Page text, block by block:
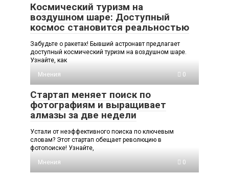
Космический туризм на
воздушном шаре: Доступный
космос становится реальностью
Забудьте о ракетах! Бывший астронавт предлагает
доступный космический туризм на воздушном шаре.
Узнайте, как
Мнения
0
Стартап меняет поиск по
фотографиям и выращивает
алмазы за две недели
Устали от неэффективного поиска по ключевым
словам? Этот стартап обещает революцию в
фотопоиске! Узнайте,
Мнения
0